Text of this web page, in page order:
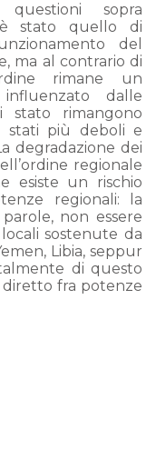
questioni sopra
stato quello di
del
ma al contrario di
rimane un
influenzato dalle
rimangono
stati più deboli e
degradazione dei
regionale
esiste un rischio
regionali: la
non essere
sostenute da
Libia, seppur
di questo
fra potenze